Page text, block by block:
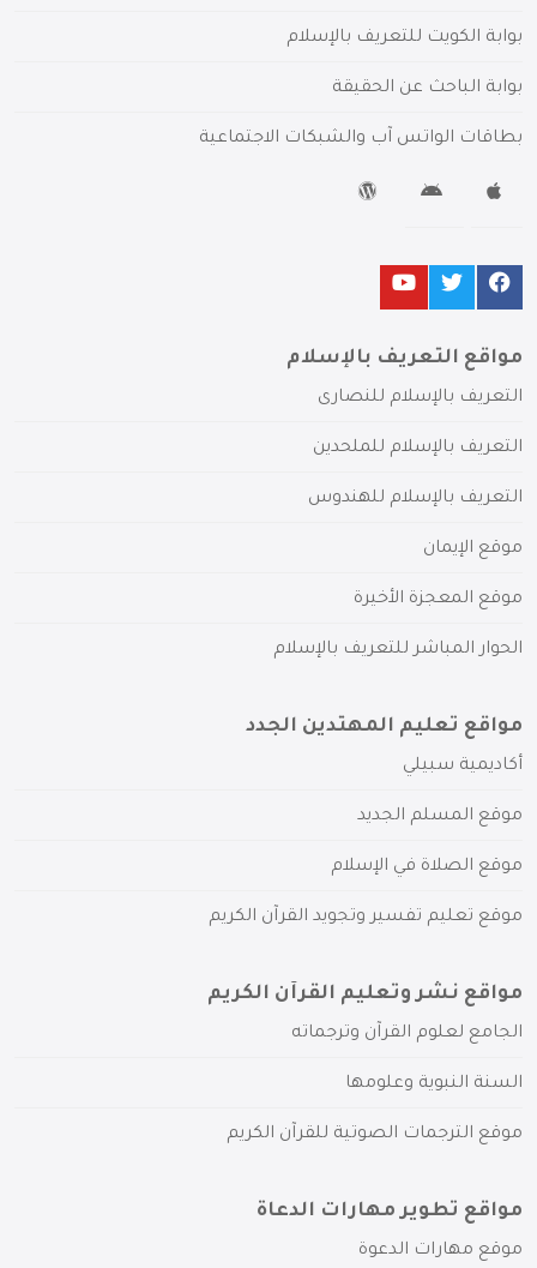
بوابة الكويت للتعريف بالإسلام
بوابة الباحث عن الحقيقة
بطاقات الواتس آب والشبكات الاجتماعية
مواقع التعريف بالإسلام
التعريف بالإسلام للنصارى
التعريف بالإسلام للملحدين
التعريف بالإسلام للهندوس
موقع الإيمان
موقع المعجزة الأخيرة
الحوار المباشر للتعريف بالإسلام
مواقع تعليم المهتدين الجدد
أكاديمية سبيلي
موقع المسلم الجديد
موقع الصلاة في الإسلام
موقع تعليم تفسير وتجويد القرآن الكريم
مواقع نشر وتعليم القرآن الكريم
الجامع لعلوم القرآن وترجماته
السنة النبوية وعلومها
موقع الترجمات الصوتية للقرآن الكريم
مواقع تطوير مهارات الدعاة
موقع مهارات الدعوة